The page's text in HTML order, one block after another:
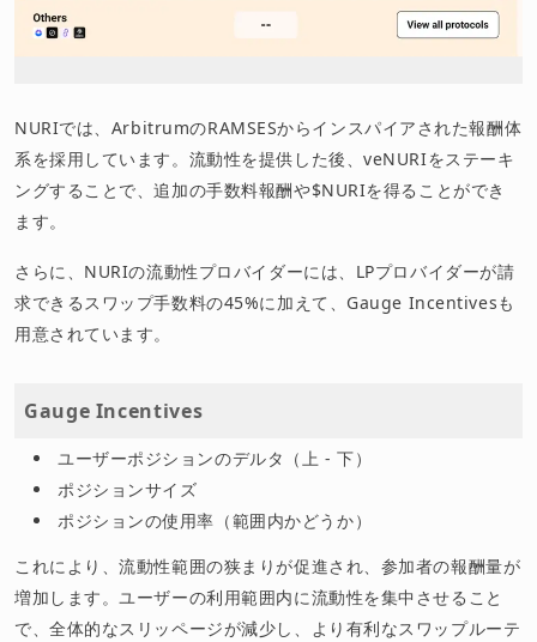
NURIでは、ArbitrumのRAMSESからインスパイアされた報酬体
系を採用しています。流動性を提供した後、veNURIをステーキ
ングすることで、追加の手数料報酬や$NURIを得ることができ
ます。
さらに、NURIの流動性プロバイダーには、LPプロバイダーが請
求できるスワップ手数料の45%に加えて、Gauge Incentivesも
用意されています。
Gauge Incentives
ユーザーポジションのデルタ（上 - 下）
ポジションサイズ
ポジションの使用率（範囲内かどうか）
これにより、流動性範囲の狭まりが促進され、参加者の報酬量が
増加します。ユーザーの利用範囲内に流動性を集中させること
で、全体的なスリッページが減少し、より有利なスワップルーテ